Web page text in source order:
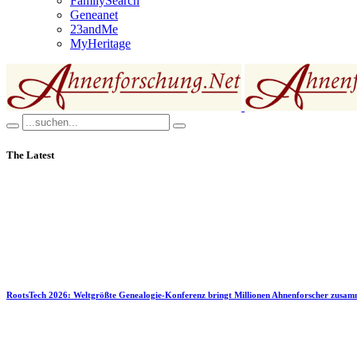
Geneanet
23andMe
MyHeritage
The Latest
RootsTech 2026: Weltgrößte Genealogie-Konferenz bringt Millionen Ahnenforscher